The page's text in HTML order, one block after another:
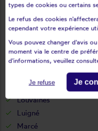
Les Hauts d'Anjou
Les rairies
Lézigné
Liré
Louerre
Louvaines
Luigné
Marcé
types de cookies ou certains
Le refus des cookies
cependant votre expérience
Vous pouvez changer d'avis
moment via le centre de
d'informations, veuillez
Je refuse Je